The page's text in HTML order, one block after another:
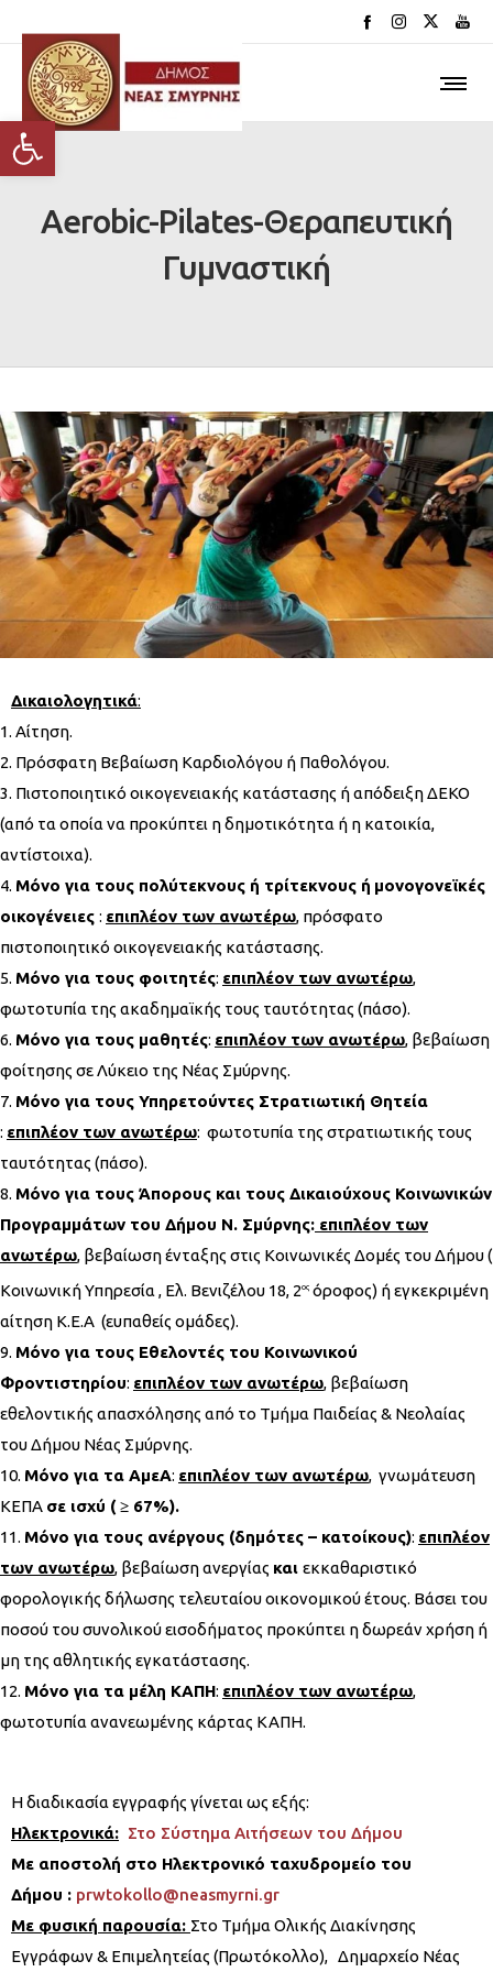
Ανοίξτε τη γραμμή εργαλείων
Aerobic-Pilates-Θεραπευτική
Γυμναστική
Δικαιολογητικά:
Αίτηση.
Πρόσφατη Βεβαίωση Καρδιολόγου ή Παθολόγου.
Πιστοποιητικό οικογενειακής κατάστασης ή απόδειξη ΔΕΚΟ
(από τα οποία να προκύπτει η δημοτικότητα ή η κατοικία,
αντίστοιχα).
Μόνο για τους πολύτεκνους ή τρίτεκνους ή μονογονεϊκές
οικογένειες : επιπλέον των ανωτέρω, πρόσφατο
πιστοποιητικό οικογενειακής κατάστασης.
Μόνο για τους φοιτητές: επιπλέον των ανωτέρω,
φωτοτυπία της ακαδημαϊκής τους ταυτότητας (πάσο).
Μόνο για τους μαθητές: επιπλέον των ανωτέρω, βεβαίωση
φοίτησης σε Λύκειο της Νέας Σμύρνης.
Μόνο για τους Υπηρετούντες Στρατιωτική Θητεία
: επιπλέον των ανωτέρω: φωτοτυπία της στρατιωτικής τους
ταυτότητας (πάσο).
Μόνο για τους Άπορους και τους Δικαιούχους Κοινωνικών
Προγραμμάτων του Δήμου Ν. Σμύρνης: επιπλέον των
ανωτέρω, βεβαίωση ένταξης στις Κοινωνικές Δομές του Δήμου (
Κοινωνική Υπηρεσία , Ελ. Βενιζέλου 18, 2ος όροφος) ή εγκεκριμένη
αίτηση Κ.Ε.Α (ευπαθείς ομάδες).
Μόνο για τους Εθελοντές του Κοινωνικού
Φροντιστηρίου: επιπλέον των ανωτέρω, βεβαίωση
εθελοντικής απασχόλησης από το Τμήμα Παιδείας & Νεολαίας
του Δήμου Νέας Σμύρνης.
Μόνο για τα ΑμεΑ: επιπλέον των ανωτέρω, γνωμάτευση
ΚΕΠΑ σε ισχύ (≥ 67%).
Μόνο για τους ανέργους (δημότες – κατοίκους): επιπλέον
των ανωτέρω, βεβαίωση ανεργίας και εκκαθαριστικό
φορολογικής δήλωσης τελευταίου οικονομικού έτους. Βάσει του
ποσού του συνολικού εισοδήματος προκύπτει η δωρεάν χρήση ή
μη της αθλητικής εγκατάστασης.
Μόνο για τα μέλη ΚΑΠΗ: επιπλέον των ανωτέρω,
φωτοτυπία ανανεωμένης κάρτας ΚΑΠΗ.
Η διαδικασία εγγραφής γίνεται ως εξής:
Ηλεκτρονικά: Στο Σύστημα Αιτήσεων του Δήμου
Με αποστολή στο Ηλεκτρονικό ταχυδρομείο του
Δήμου : prwtokollo@neasmyrni.gr
Με φυσική παρουσία: Στο Τμήμα Ολικής Διακίνησης
Εγγράφων & Επιμελητείας (Πρωτόκολλο), Δημαρχείο Νέας